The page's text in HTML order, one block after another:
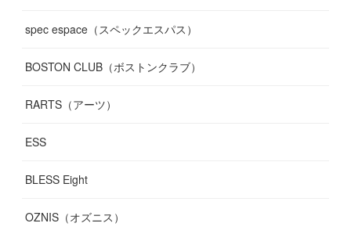
spec espace（スペックエスパス）
BOSTON CLUB（ボストンクラブ）
RARTS（アーツ）
ESS
BLESS Eight
OZNIS（オズニス）